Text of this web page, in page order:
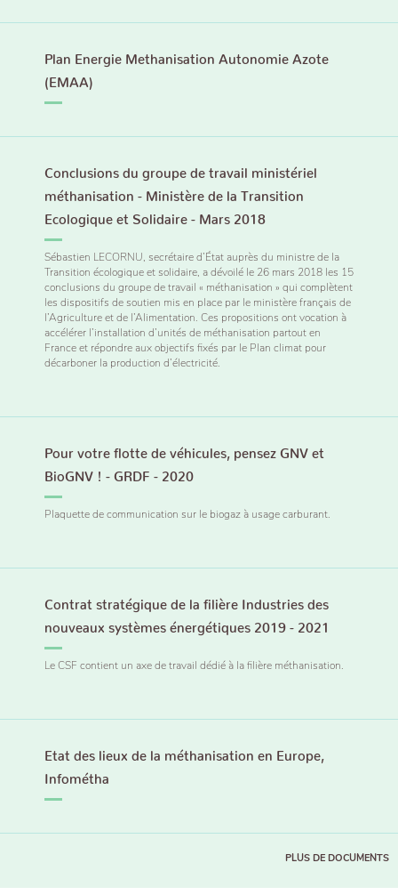
Plan Energie Methanisation Autonomie Azote
(EMAA)
Conclusions du groupe de travail ministériel
méthanisation - Ministère de la Transition
Ecologique et Solidaire - Mars 2018
Sébastien LECORNU, secrétaire d’État auprès du ministre de la
Transition écologique et solidaire, a dévoilé le 26 mars 2018 les 15
conclusions du groupe de travail « méthanisation » qui complètent
les dispositifs de soutien mis en place par le ministère français de
l’Agriculture et de l’Alimentation. Ces propositions ont vocation à
accélérer l’installation d’unités de méthanisation partout en
France et répondre aux objectifs fixés par le Plan climat pour
décarboner la production d’électricité.
Pour votre flotte de véhicules, pensez GNV et
BioGNV ! - GRDF - 2020
Plaquette de communication sur le biogaz à usage carburant.
Contrat stratégique de la filière Industries des
nouveaux systèmes énergétiques 2019 - 2021
Le CSF contient un axe de travail dédié à la filière méthanisation.
Etat des lieux de la méthanisation en Europe,
Infométha
PLUS DE DOCUMENTS